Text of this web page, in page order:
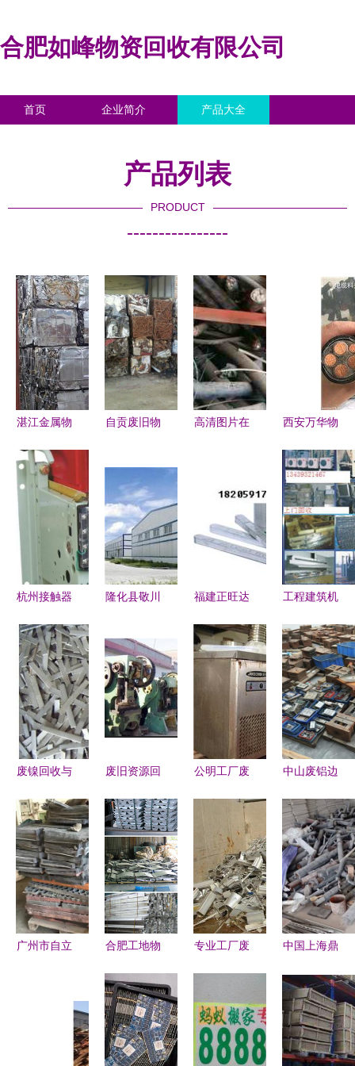
合肥如峰物资回收有限公司
首页 企业简介 产品大全
产品列表
PRODUCT
----------------
湛江金属物
效便捷，当
场结算助力
资源循环
自贡废旧物
建绿色循环
经济，促进
城市可持续
发展
高清图片在
与价值
西安万华物
专业回收，
绿色循环
杭州接触器
回收公司综
述
隆化县敬川
心 专业物
资回收，倡
导绿色循环
利用
福建正旺达
司 专业物
资回收服
务，助力绿
色循环经济
工程建筑机
品分类与物
资回收的关
联解析
废镍回收与
东莞市东源
物资回收公
司的专业服
务
废旧资源回
色发展——
东莞广大物
资回收供应
产品全解析
公明工厂废
与库存产品
收购服务解
析
中山废铝边
上门估价，
高效处理旧
物资
广州市自立
合肥工地物
推荐——安
徽立盛专业
回收，电话
专业工厂废
促进资源循
环利用的关
键环节
中国上海鼎
回收公司
绿色环保的
物资回收专